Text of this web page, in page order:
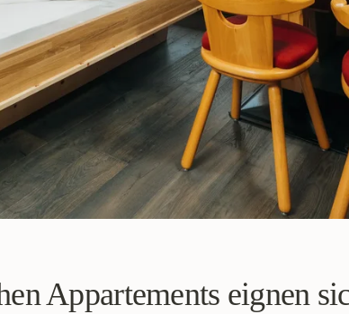
Appartements eignen